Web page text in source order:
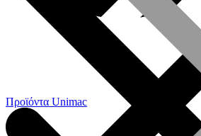
Προϊόντα Unimac